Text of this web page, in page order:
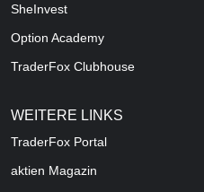
SheInvest
Option Academy
TraderFox Clubhouse
WEITERE LINKS
TraderFox Portal
aktien Magazin